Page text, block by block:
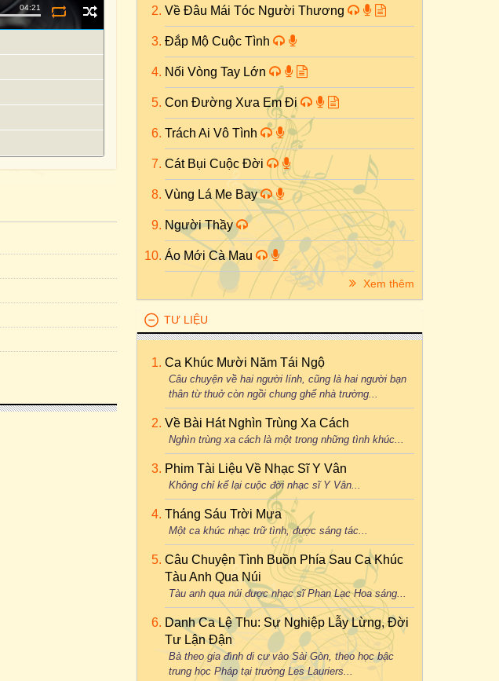
04:21 Về Đâu Mái Tóc Người Thương
Đắp Mộ Cuộc Tình
Nối Vòng Tay Lớn
Con Đường Xưa Em Đi
Trách Ai Vô Tình
Cát Bụi Cuộc Đời
Vùng Lá Me Bay
Người Thầy
Áo Mới Cà Mau
Xem thêm
TƯ LIỆU
Ca Khúc Mười Năm Tái Ngộ
Câu chuyện về hai người lính, cũng là hai người bạn
thân từ thuở còn ngồi chung ghế nhà trường...
Về Bài Hát Nghìn Trùng Xa Cách
Nghìn trùng xa cách là một trong những tình khúc...
Phim Tài Liệu Về Nhạc Sĩ Y Vân
Không chỉ kể lại cuộc đời nhạc sĩ Y Vân...
Tháng Sáu Trời Mưa
Một ca khúc nhạc trữ tình, được sáng tác...
Câu Chuyện Tình Buồn Phía Sau Ca Khúc
Tàu Anh Qua Núi
Tàu anh qua núi được nhạc sĩ Phan Lạc Hoa sáng...
Danh Ca Lệ Thu: Sự Nghiệp Lẫy Lừng, Đời
Tư Lận Đận
Bà theo gia đình di cư vào Sài Gòn, theo học bậc
trung học Pháp tại trường Les Lauriers...